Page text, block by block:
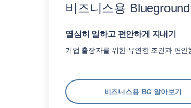
비즈니스용 Blueground
열심히 일하고 편안하게 지내기
기업 출장자를 위한 유연한 조건과 편안
비즈니스용 BG 알아보기